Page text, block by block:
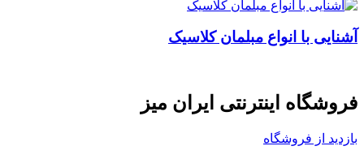
آشنایی با انواع مبلمان کلاسیک
فروشگاه اینترنتی ایران میز
بازدید از فروشگاه